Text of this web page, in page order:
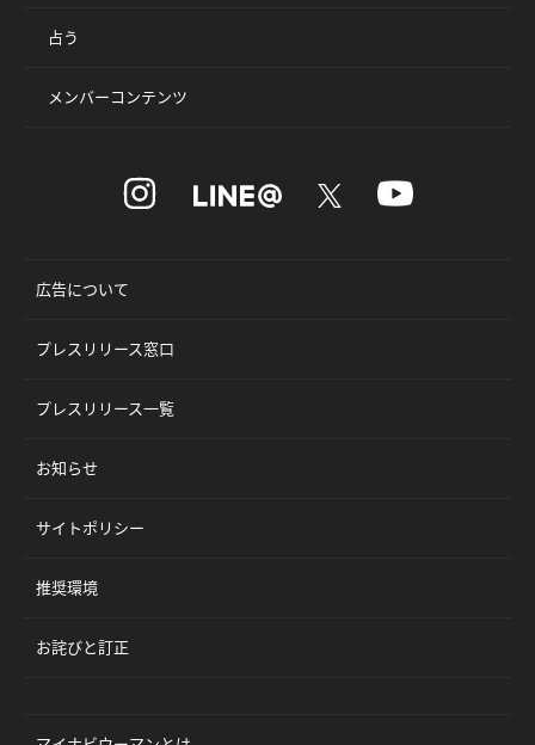
占う
メンバーコンテンツ
広告について
プレスリリース窓口
プレスリリース一覧
お知らせ
サイトポリシー
推奨環境
お詫びと訂正